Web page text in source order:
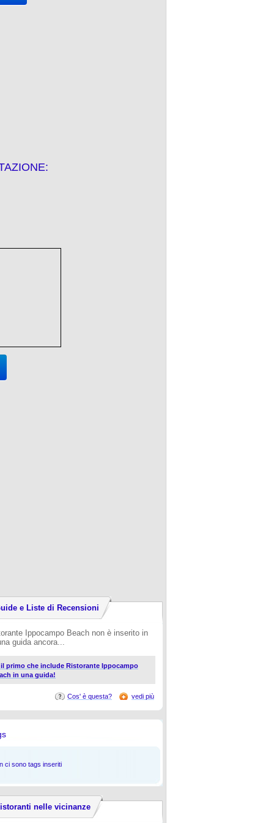
e Liste di Recensioni
Ippocampo Beach non è inserito in
guida ancora...
primo che include Ristorante Ippocampo
in una guida!
Cos' è questa? vedi più
ci sono tags inseriti
nelle vicinanze